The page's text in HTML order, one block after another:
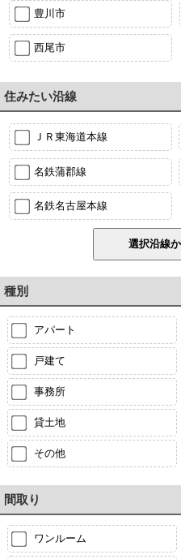
豊川市
西尾市
住みたい沿線
ＪＲ東海道本線
名鉄蒲郡線
名鉄名古屋本線
種別
アパート
戸建て
事務所
貸土地
その他
間取り
ワンルーム